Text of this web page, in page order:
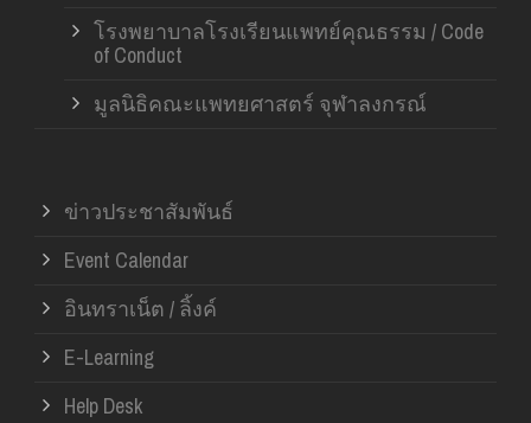
โรงพยาบาลโรงเรียนแพทย์คุณธรรม / Code
of Conduct
มูลนิธิคณะแพทยศาสตร์ จุฬาลงกรณ์
ข่าวประชาสัมพันธ์
Event Calendar
อินทราเน็ต / ลิ้งค์
E-Learning
Help Desk